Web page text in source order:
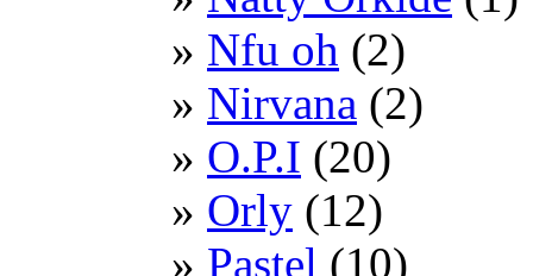
Nfu oh (2)
Nirvana (2)
O.P.I (20)
Orly (12)
Pastel (10)